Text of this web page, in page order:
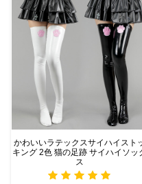
かわいいラテックスサイハイスト
キング 2色 猫の足跡 サイハイソッ
ス